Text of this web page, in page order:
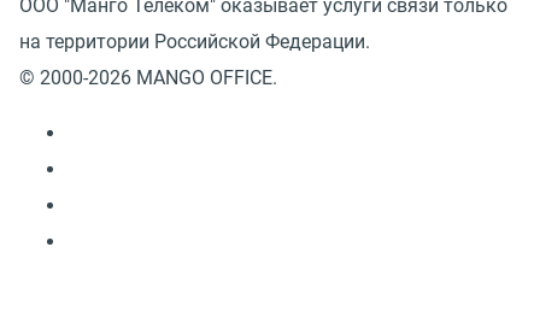
ООО "Манго Телеком" оказывает услуги связи только
на территории Российской Федерации.
© 2000-2026 MANGO OFFICE.